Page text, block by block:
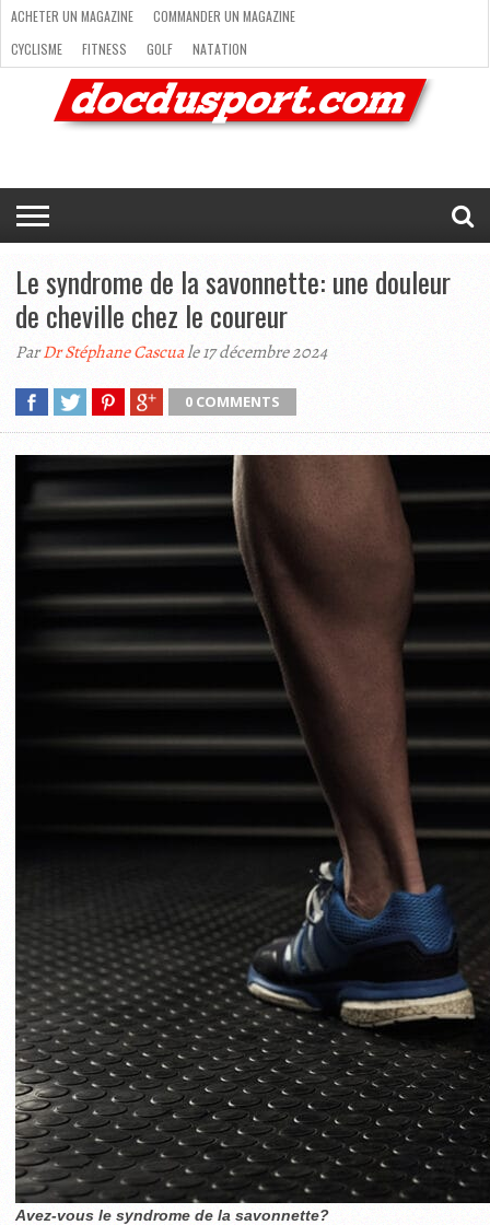
ACHETER
MAGAZINE
COMMANDER
UN
MAGAZINE
CYCLISME
FITNESS
GOLF
NATATION
RANDONNÉE
RUNNING
SKI
TRAIL
RUNNING
TRIATHLON
VOILE
NEWSLETTER
MAG’
EN
LIGNE
NOUS
CONTACTER
ACHETER UN MAGAZINE
COMMANDER UN MAGAZINE
CYCLISME
FITNESS GOLF
NATATION
RANDONNÉE
RUNNING SKI
TRAIL RUNNING
TRIATHLON
VOILE NEWSLETTER
MAG’ EN LIGNE
Le syndrome de la savonnette: une douleur
de cheville chez le coureur
ParDr Stéphane Cascuale 17 décembre 2024
0 COMMENTS
Avez-vous le syndrome de la savonnette?